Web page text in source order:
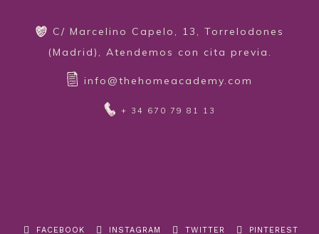
C/ Marcelino Capelo, 13, Torrelodones
(Madrid), Atendemos con cita previa.
info@thehomeacademy.com
+ 34 670 79 81 13
FACEBOOK INSTAGRAM TWITTER PINTEREST